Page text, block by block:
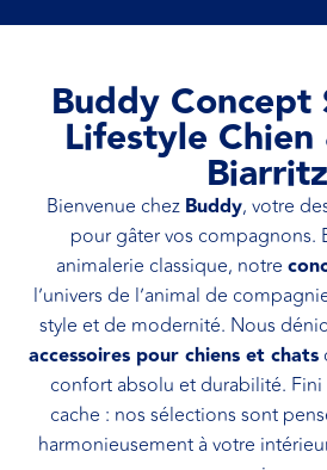
Buddy Concept
Lifestyle
Biarritz
Bienvenue chez Buddy, votre
pour gâter vos compagnons.
animalerie classique, notre
l’univers de l’animal de
style et de modernité. Nous
accessoires pour chiens et chats
confort absolu et durabilité. Fini
cache : nos sélections sont
harmonieusement à votre